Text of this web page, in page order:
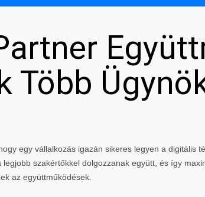
Több
egy vállalkozás igazán sikeres legyen a digitális
szakértőkkel dolgozzanak együtt, és így
az együttműködések.